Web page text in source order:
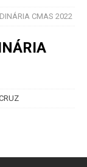
CMAS 2022